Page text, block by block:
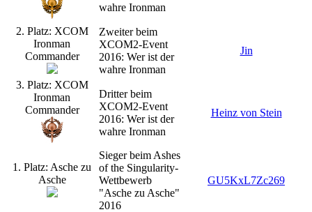
wahre Ironman
2. Platz: XCOM
Ironman
Commander
Zweiter beim
XCOM2-Event
2016: Wer ist der
wahre Ironman
Jin
3. Platz: XCOM
Ironman
Commander
Dritter beim
XCOM2-Event
2016: Wer ist der
wahre Ironman
Heinz von Stein
1. Platz: Asche zu
Asche
Sieger beim Ashes
of the Singularity-
Wettbewerb
"Asche zu Asche"
2016
GU5KxL7Zc269